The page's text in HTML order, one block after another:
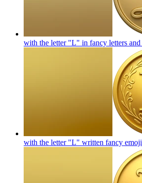
with the letter "L" in fancy letters and
with the letter "L" written fancy emoji